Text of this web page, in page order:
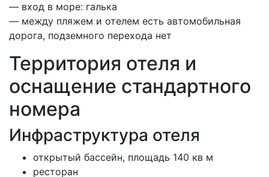
— вход в море: галька
— между пляжем и отелем есть автомобильная
дорога, подземного перехода нет
Территория отеля и
оснащение стандартного
номера
Инфраструктура отеля
открытый бассейн, площадь 140 кв м
ресторан